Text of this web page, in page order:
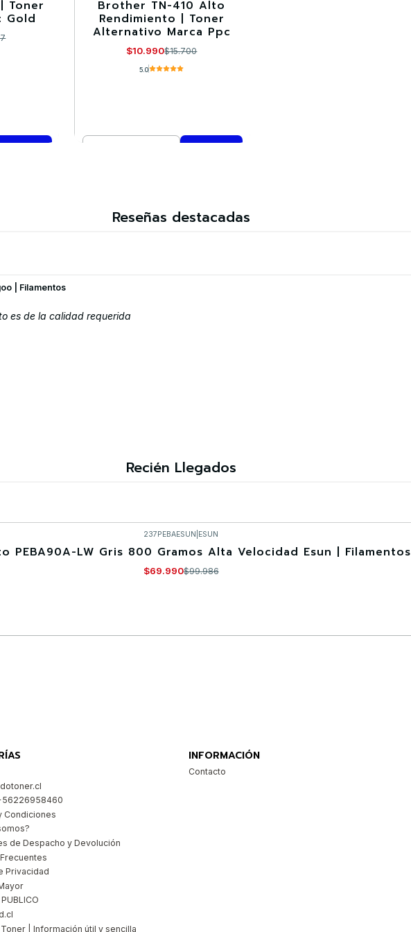
Toner
Gold
-30%
Brother TN-410 Alto
Rendimiento | Toner
Alternativo Marca Ppc
$10.990$15.700
5.0
Reseñas destacadas
| Filamentos
es de la calidad requerida
Recién Llegados
237PEBAESUN ESUN
PEBA90A-LW Gris 800 Gramos Alta Velocidad Esun | Filamentos
$69.990$99.986
Condiciones
de Despacho y Devolución
Privacidad
| Información útil y sencilla
INFORMACIÓN
Contacto